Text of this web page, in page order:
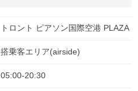
トロント ピアソン国際空港 PLAZA
搭乗客エリア(airside)
05:00-20:30